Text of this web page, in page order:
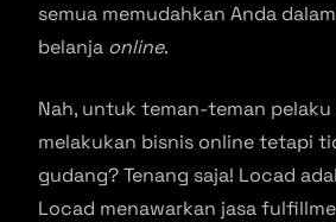
semua memudahkan Anda
belanja online.
Nah, untuk teman-teman
melakukan bisnis online tetapi
gudang? Tenang saja! Locad
Locad menawarkan jasa